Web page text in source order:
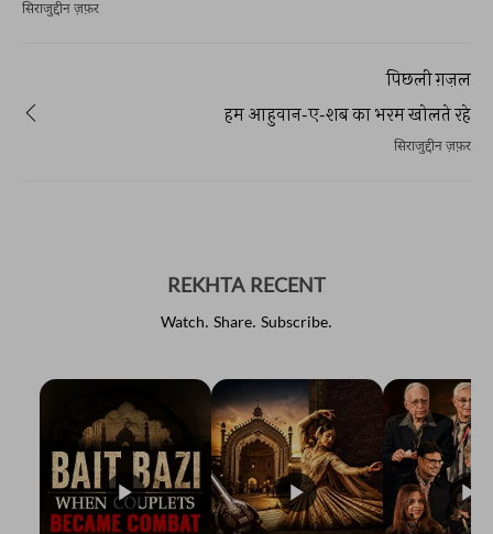
सिराजुद्दीन ज़फ़र
पिछली ग़ज़ल
हम आहुवान-ए-शब का भरम खोलते रहे
सिराजुद्दीन ज़फ़र
REKHTA RECENT
Watch. Share. Subscribe.